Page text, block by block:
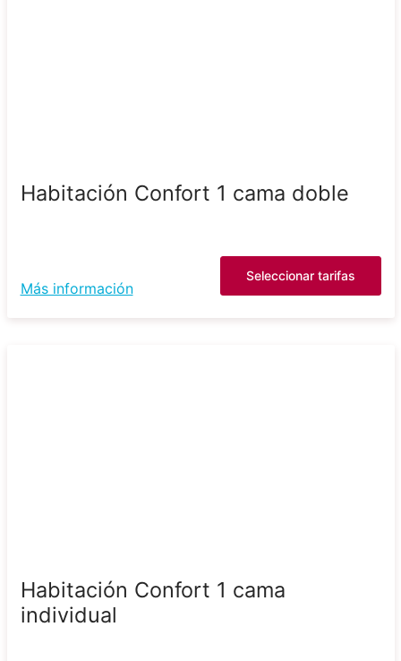
Habitación Confort 1 cama doble
Más información
Seleccionar tarifas
Habitación Confort 1 cama
individual